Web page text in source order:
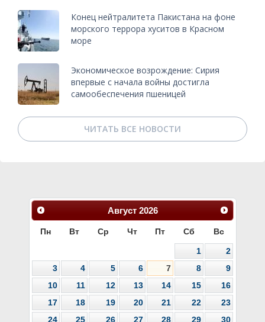
Конец нейтралитета Пакистана на фоне
морского террора хуситов в Красном
море
Экономическое возрождение: Сирия
впервые с начала войны достигла
самообеспечения пшеницей
ЧИТАТЬ ВСЕ НОВОСТИ
Август 2026
Пн Вт Ср Чт Пт Сб Вс
1
2
3
4 5 6 7 8
9
10
11 12 13 14 15
16
17
18 19 20 21 22
23
24
25 26 27 28 29
30